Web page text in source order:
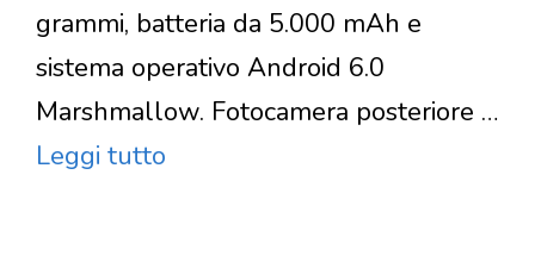
grammi, batteria da 5.000 mAh e
sistema operativo Android 6.0
Marshmallow. Fotocamera posteriore …
Leggi tutto